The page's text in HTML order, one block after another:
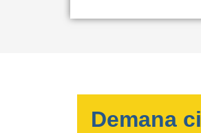
Demana